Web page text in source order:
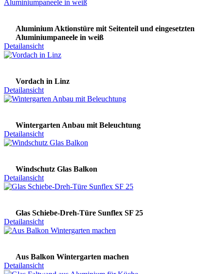
Aluminium Aktionstüre mit Seitenteil und eingesetzten
Aluminiumpaneele in weiß
Detailansicht
Vordach in Linz
Detailansicht
Wintergarten Anbau mit Beleuchtung
Detailansicht
Windschutz Glas Balkon
Detailansicht
Glas Schiebe-Dreh-Türe Sunflex SF 25
Detailansicht
Aus Balkon Wintergarten machen
Detailansicht